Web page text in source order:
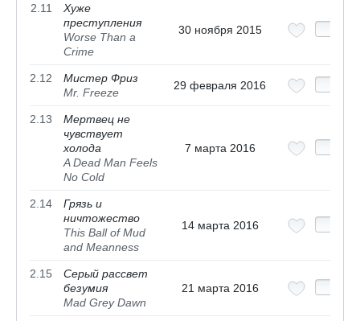
2.11
Хуже
преступления
Worse Than a
Crime
30 ноября 2015
2.12
Мистер Фриз
Mr. Freeze
29 февраля 2016
2.13
Мертвец не
чувствует
холода
A Dead Man Feels
No Cold
7 марта 2016
2.14
Грязь и
ничтожество
This Ball of Mud
and Meanness
14 марта 2016
2.15
Серый рассвет
безумия
Mad Grey Dawn
21 марта 2016